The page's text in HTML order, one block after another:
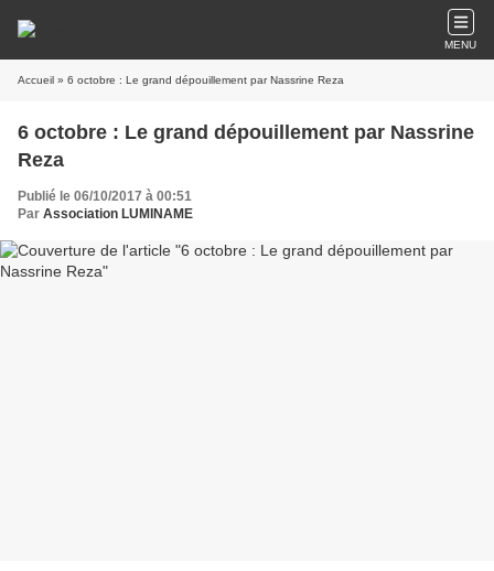
MENU
Accueil » 6 octobre : Le grand dépouillement par Nassrine Reza
6 octobre : Le grand dépouillement par Nassrine
Reza
Publié le 06/10/2017 à 00:51
Par Association LUMINAME